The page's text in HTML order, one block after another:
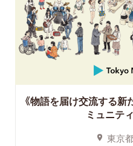
《物語を届け交流する新
ミュニテ
東京